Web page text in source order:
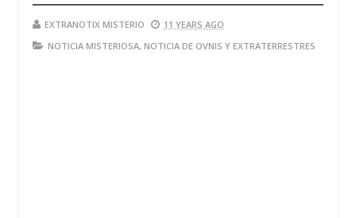
EXTRANOTIX MISTERIO
11 YEARS AGO
NOTICIA MISTERIOSA, NOTICIA DE OVNIS Y EXTRATERRESTRES